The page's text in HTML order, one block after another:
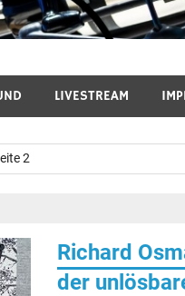
LIVESTREAM
2
Richard
der